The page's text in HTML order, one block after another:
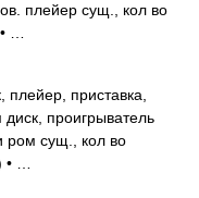
плейер сущ., кол во
…
приставка,
проигрыватель
ром сущ., кол во
…